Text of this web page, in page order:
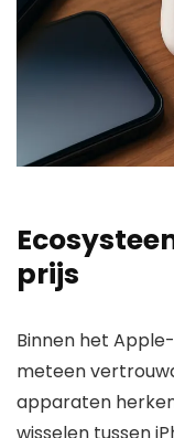
prijs
Binnen het
meteen
apparaten
wisselen tussen